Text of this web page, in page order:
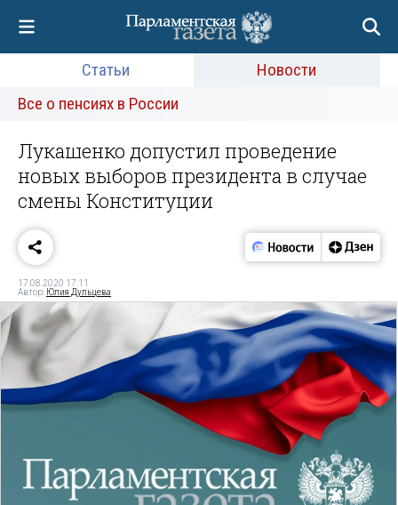
Статьи
Новости
Все о пенсиях в России
Лукашенко допустил проведение
новых выборов президента в случае
смены Конституции
17.08.2020 17:11
Автор: Юлия Дульцева